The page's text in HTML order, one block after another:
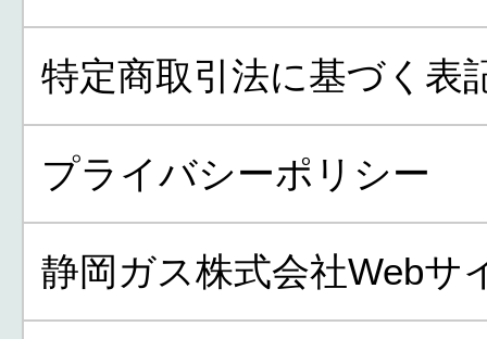
特定商取引法に基づく表
プライバシーポリシー
静岡ガス株式会社Webサ